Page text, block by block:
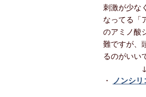
刺激が少な
なってる「
のアミノ酸
難ですが、
るのがいい
↓
・ ノンシ